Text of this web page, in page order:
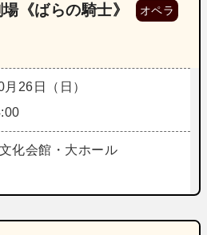
《ばらの騎士》 オペラ
26日（日）
化会館・大ホール